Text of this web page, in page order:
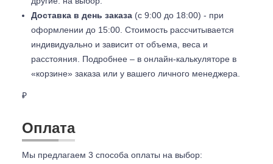
Доставка в день заказа (с 9:00 до 18:00) - при
оформлении до 15:00. Стоимость рассчитывается
индивидуально и зависит от объема, веса и
расстояния. Подробнее – в онлайн-калькуляторе в
«корзине» заказа или у вашего личного менеджера.
₽
Оплата
Мы предлагаем 3 способа оплаты на выбор: